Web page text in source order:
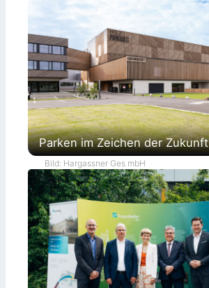
Parken im Zeichen der Zukunft
Bild: Hargassner Ges mbH